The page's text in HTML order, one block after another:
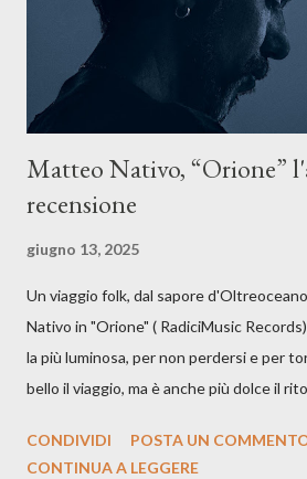
artistico con una composizi...
Matteo Nativo, “Orione”
recensione
giugno 13, 2025
Un viaggio folk, dal sapore
Nativo in "Orione" ( RadiciMusic
la più luminosa, per non perdersi e per
bello il viaggio, ma è anche più dolce il
indubbiamente matura e consapevole
CONDIVIDI
POSTA UN
CONTINUA A LEGGERE